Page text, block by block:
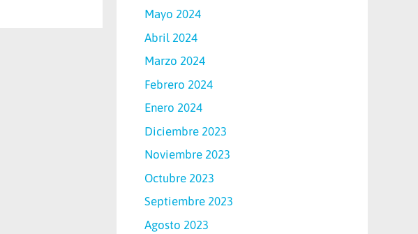
Mayo 2024
Abril 2024
Marzo 2024
Febrero 2024
Enero 2024
Diciembre 2023
Noviembre 2023
Octubre 2023
Septiembre 2023
Agosto 2023